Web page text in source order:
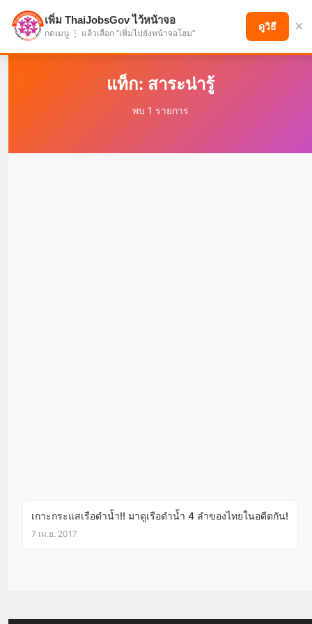
แบ่งปันโอกาส เพื่ออนาคตที่ก้าวหน้า
แท็ก: สาระน่ารู้
พบ 1 รายการ
เกาะกระแสเรือดำน้ำ!! มาดูเรือดำน้ำ 4 ลำของไทยในอดีตกัน!
7 เม.ย. 2017
เพิ่ม ThaiJobsGov ไว้หน้าจอ
กดเมนู ⋮ แล้วเลือก "เพิ่มไปยังหน้าจอโฮม"
ดูวิธี ×